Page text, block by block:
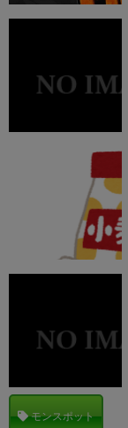
モンスポット